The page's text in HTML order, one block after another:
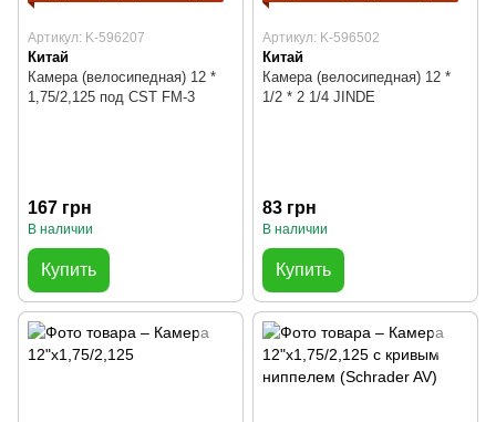
Артикул: K-596207
Китай
Камера (велосипедная) 12 *
1,75/2,125 под CST FM-3
167 грн
В наличии
Купить
Артикул: K-596502
Китай
Камера (велосипедная) 12 *
1/2 * 2 1/4 JINDE
83 грн
В наличии
Купить